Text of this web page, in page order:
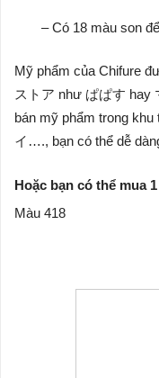
– Có 18 màu son
Mỹ phẩm của Chifure
ストア như ぱぱす hay
bán mỹ phẩm trong
イ…., bạn có thể dễ
Hoặc bạn có thể mua
Màu 418